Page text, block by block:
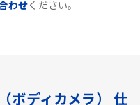
わせください。
ボディカメラ） 仕